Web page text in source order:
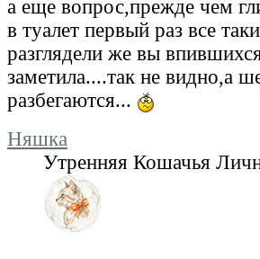
а еще вопрос,прежде чем
в туалет первый раз все
разглядели же вы
заметила....так не видно,а
разбегаются...
Няшка
Утренняя Кошачья